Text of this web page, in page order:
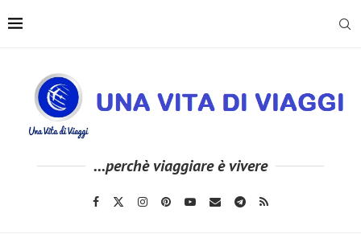
...perchè viaggiare è vivere